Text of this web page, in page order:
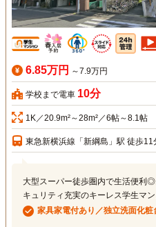
6.85万円 ～7.9万円
学校まで電車 10分
1K／20.9m²～28m²／6帖～8.1帖
東急新横浜線「新綱島」駅 徒歩
大型スーパー徒歩圏内で生活便利
キュリティ充実のキーレス学生マ
家具家電付あり／独立洗面化粧